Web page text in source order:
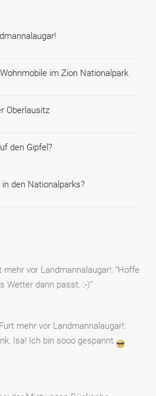
im Zion Nationalpark
Oberlausitz
den Gipfel?
den Nationalparks?
mehr vor Landmannalaugar!: “Hoffe
Wetter dann passt. :-)”
mehr vor Landmannalaugar!:
Isa! Ich bin sooo gespannt